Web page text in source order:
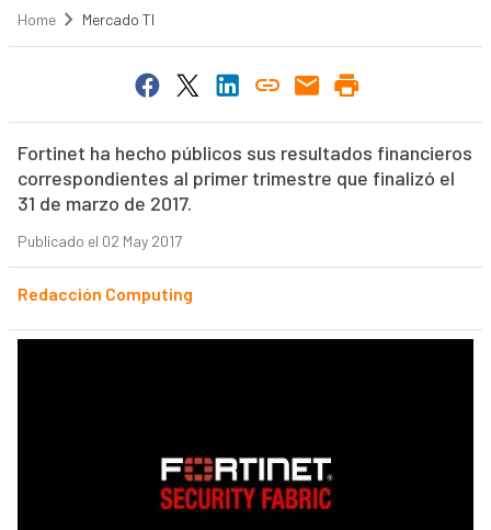
Home Mercado TI
Fortinet ha hecho públicos sus resultados financieros
correspondientes al primer trimestre que finalizó el
31 de marzo de 2017.
Publicado el 02 May 2017
Redacción Computing